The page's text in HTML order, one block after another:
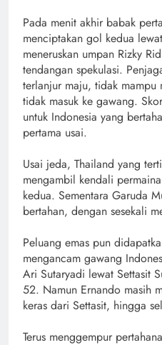
Pada menit akhir babak
menciptakan gol kedua
meneruskan umpan Rizky
tendangan spekulasi.
terlanjur maju, tidak mampu
tidak masuk ke gawang.
untuk Indonesia yang
pertama usai.
Usai jeda, Thailand yang
mengambil kendali
kedua. Sementara Garuda
bertahan, dengan sesekali
Peluang emas pun
mengancam gawang
Ari Sutaryadi lewat Settasit
52. Namun Ernando masih
keras dari Settasit, hingga
Terus menggempur